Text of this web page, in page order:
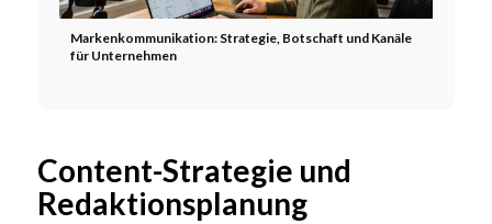
Markenkommunikation: Strategie, Botschaft und Kanäle
für Unternehmen
Content-Strategie und
Redaktionsplanung